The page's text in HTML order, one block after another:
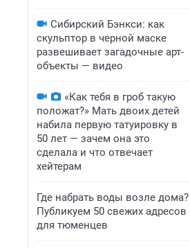
Сибирский Бэнкси: как
скульптор в черной маске
развешивает загадочные арт-
объекты — видео
«Как тебя в гроб такую
положат?» Мать двоих детей
набила первую татуировку в
50 лет — зачем она это
сделала и что отвечает
хейтерам
Где набрать воды возле дома?
Публикуем 50 свежих адресов
для тюменцев